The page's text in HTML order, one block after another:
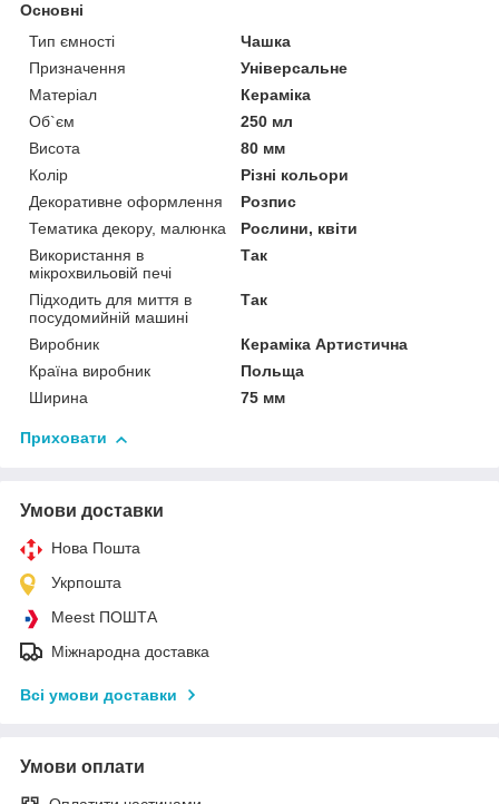
Основні
Тип ємності
Чашка
Призначення
Універсальне
Матеріал
Кераміка
Об`єм
250 мл
Висота
80 мм
Колір
Різні кольори
Декоративне оформлення
Розпис
Тематика декору, малюнка
Рослини, квіти
Використання в
мікрохвильовій печі
Так
Підходить для миття в
посудомийній машині
Так
Виробник
Кераміка Артистична
Країна виробник
Польща
Ширина
75 мм
Приховати
Умови доставки
Нова Пошта
Укрпошта
Meest ПОШТА
Міжнародна доставка
Всі умови доставки
Умови оплати